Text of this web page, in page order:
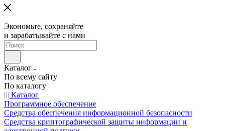
Экономьте, сохраняйте
и зарабатывайте с нами
Каталог
По всему сайту
По каталогу
Каталог
Программное обеспечение
Средства обеспечения информационной безопасности
Средства криптографической защиты информации и